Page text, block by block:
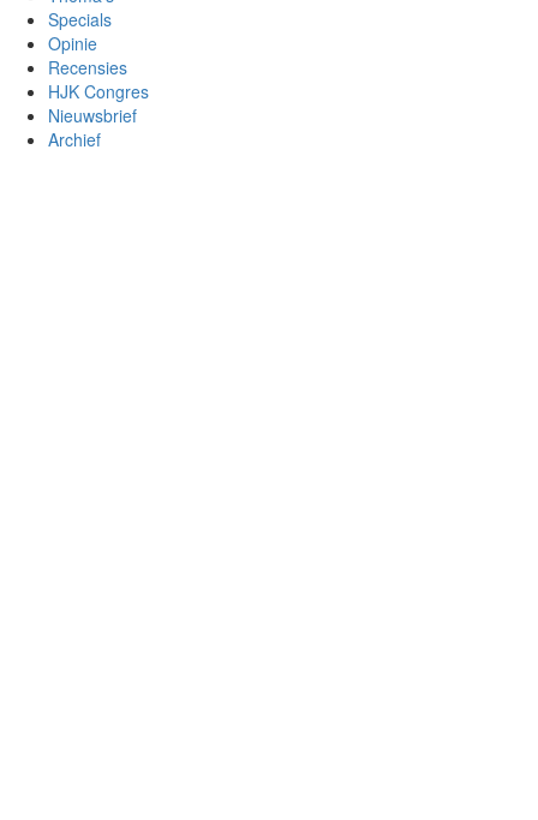
Specials
Opinie
Recensies
HJK Congres
Nieuwsbrief
Archief